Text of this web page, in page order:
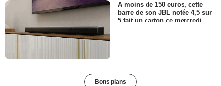
A moins de 150 euros, cette
barre de son JBL notée 4,5 sur
5 fait un carton ce mercredi
Bons plans